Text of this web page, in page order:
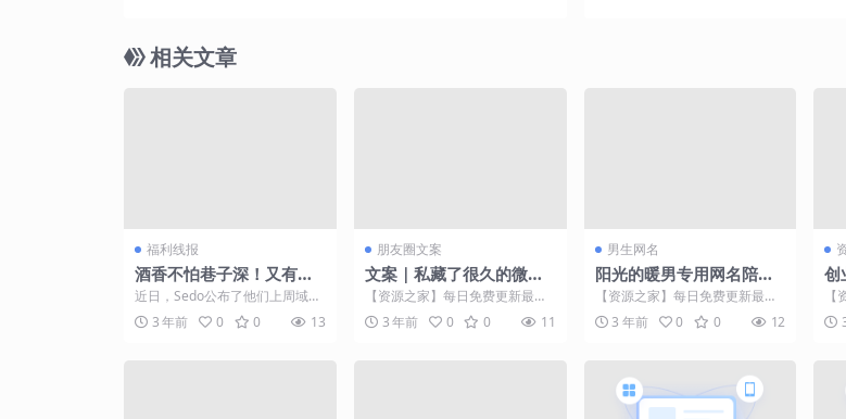
相关文章
福利线报
酒香不怕巷子深！又有价
值250万的域名成交了
近日，Sedo公布了他们上周域名
销售排行榜，其中前十的总成交
价约为250万人民币...
3 年前 0 0 13
朋友圈文案
文案｜私藏了很久的微信
置顶短句
【资源之家】每日免费更新最热
门的副业项目资源 【资源之家】
每日免费更新最热门的副...
3 年前 0 0 11
男生网名
阳光的暖男专用网名陪在
你身边-可爱点
【资源之家】每日免费更新最热
门的副业项目资源 世上最浪漫和
最自私的话就是:你是我...
3 年前 0 0 12
创
门
听